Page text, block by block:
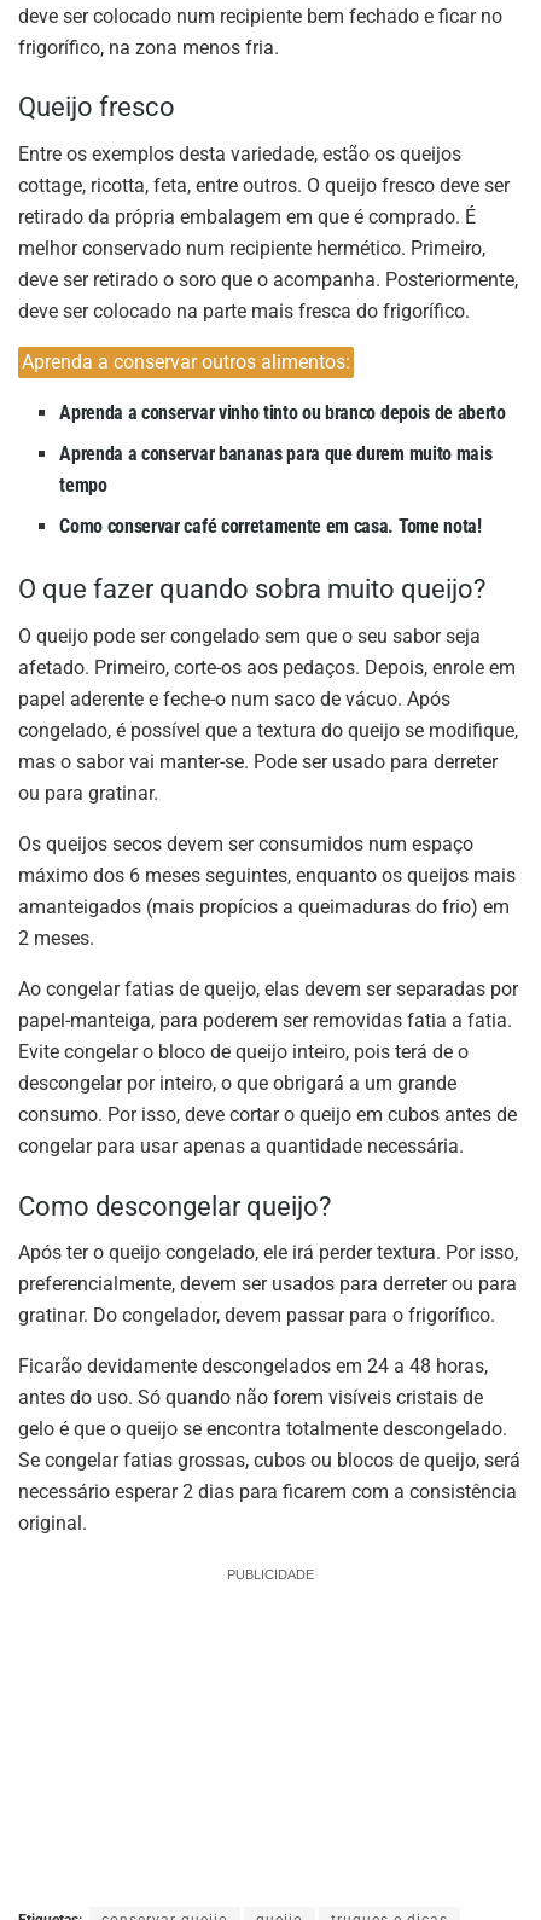
deve ser colocado num recipiente bem fechado e ficar no
frigorífico, na zona menos fria.
Queijo fresco
Entre os exemplos desta variedade, estão os queijos
cottage, ricotta, feta, entre outros. O queijo fresco deve ser
retirado da própria embalagem em que é comprado. É
melhor conservado num recipiente hermético. Primeiro,
deve ser retirado o soro que o acompanha. Posteriormente,
deve ser colocado na parte mais fresca do frigorífico.
Aprenda a conservar outros alimentos:
Aprenda a conservar vinho tinto ou branco depois de aberto
Aprenda a conservar bananas para que durem muito mais
tempo
Como conservar café corretamente em casa. Tome nota!
O que fazer quando sobra muito queijo?
O queijo pode ser congelado sem que o seu sabor seja
afetado. Primeiro, corte-os aos pedaços. Depois, enrole em
papel aderente e feche-o num saco de vácuo. Após
congelado, é possível que a textura do queijo se modifique,
mas o sabor vai manter-se. Pode ser usado para derreter
ou para gratinar.
Os queijos secos devem ser consumidos num espaço
máximo dos 6 meses seguintes, enquanto os queijos mais
amanteigados (mais propícios a queimaduras do frio) em
2 meses.
Ao congelar fatias de queijo, elas devem ser separadas por
papel-manteiga, para poderem ser removidas fatia a fatia.
Evite congelar o bloco de queijo inteiro, pois terá de o
descongelar por inteiro, o que obrigará a um grande
consumo. Por isso, deve cortar o queijo em cubos antes de
congelar para usar apenas a quantidade necessária.
Como descongelar queijo?
Após ter o queijo congelado, ele irá perder textura. Por isso,
preferencialmente, devem ser usados para derreter ou para
gratinar. Do congelador, devem passar para o frigorífico.
Ficarão devidamente descongelados em 24 a 48 horas,
antes do uso. Só quando não forem visíveis cristais de
gelo é que o queijo se encontra totalmente descongelado.
Se congelar fatias grossas, cubos ou blocos de queijo, será
necessário esperar 2 dias para ficarem com a consistência
original.
PUBLICIDADE